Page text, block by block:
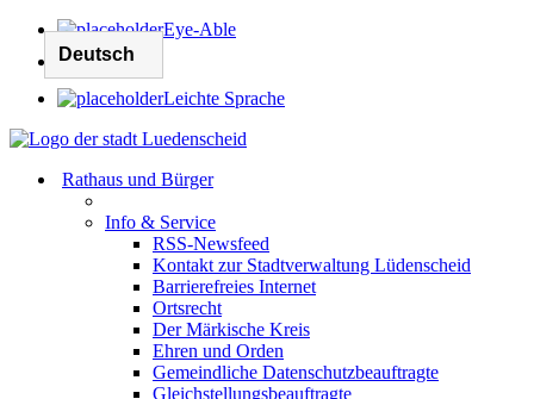
Eye-Able
Leichte Sprache
Rathaus und Bürger
Info & Service
RSS-Newsfeed
Kontakt zur Stadtverwaltung Lüdenscheid
Barrierefreies Internet
Ortsrecht
Der Märkische Kreis
Ehren und Orden
Gemeindliche Datenschutzbeauftragte
Gleichstellungsbeauftragte